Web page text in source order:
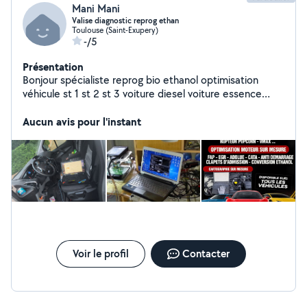
Mani Mani
Valise diagnostic reprog ethan
Toulouse (Saint-Exupery)
-/5
Présentation
Bonjour spécialiste reprog bio ethanol optimisation
véhicule st 1 st 2 st 3 voiture diesel voiture essence
marque
Aucun avis pour l'instant
Voir le profil Contacter